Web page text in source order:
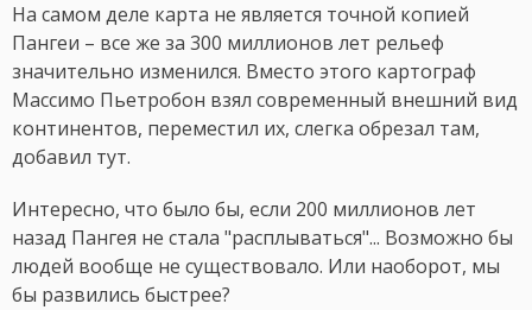
На самом деле карта не является точной копией
Пангеи – все же за 300 миллионов лет рельеф
значительно изменился. Вместо этого картограф
Массимо Пьетробон взял современный внешний вид
континентов, переместил их, слегка обрезал там,
добавил тут.
Интересно, что было бы, если 200 миллионов лет
назад Пангея не стала "расплываться"... Возможно бы
людей вообще не существовало. Или наоборот, мы
бы развились быстрее?